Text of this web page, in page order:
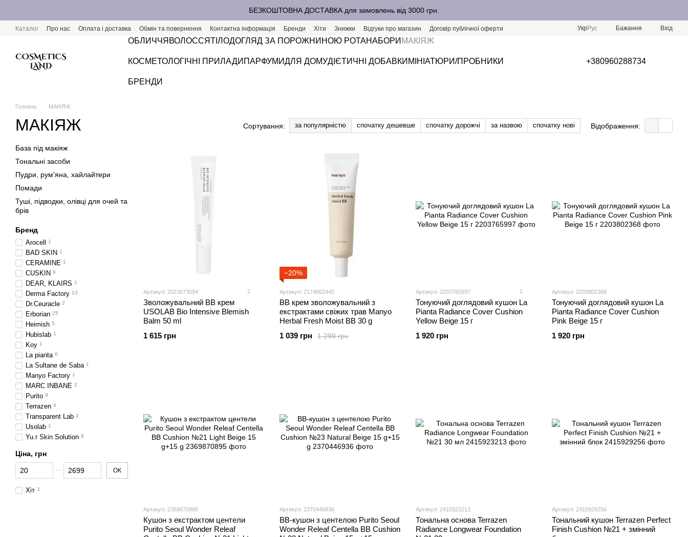
БЕЗКОШТОВНА ДОСТАВКА для замовлень від 3000 грн.
Каталог Про нас Оплата і доставка Обмін та повернення Контактна інформація Бренди Хіти Знижки Відгуки про магазин Договір публічної оферти УкрРус Бажання Вхід
ОБЛИЧЧЯ ВОЛОССЯТІЛОДОГЛЯД ЗА ПОРОЖНИНОЮ РОТАНАБОРИ МАКІЯЖ
КОСМЕТОЛОГІЧНІ ПРИЛАДИ ПАРФУМИДЛЯ ДОМУДІЄТИЧНІ ДОБАВКИ МІНІАТЮРИ/ПРОБНИКИ
БРЕНДИ
+380960288734
Головна МАКІЯЖ
МАКІЯЖ Сортування: за популярністю спочатку дешевше спочатку дорожчі за назвою спочатку нові Відображення:
Артикул: 2023573594 2
Зволожувальний BB крем
USOLAB Bio Intensive Blemish
Balm 50 ml
1 615 грн
−20%
Артикул: 2174862445
ВВ крем зволожувальний з
екстрактами свіжих трав Manyo
Herbal Fresh Moist BB 30 g
1 299 грн
1 039 грн
Артикул: 2203765997 1
Тонуючий доглядовий кушон La
Pianta Radiance Cover Cushion
Yellow Beige 15 г
1 920 грн
Артикул: 2203802368
Тонуючий доглядовий кушон La
Pianta Radiance Cover Cushion
Pink Beige 15 г
1 920 грн
Артикул: 2369870895
Кушон з екстрактом центели
Purito Seoul Wonder Releaf
Артикул: 2370446936
BB-кушон з центелою Purito Seoul
Wonder Releaf Centella BB Cushion
Артикул: 2415923213
Тональна основа Terrazen
Radiance Longwear Foundation
Артикул: 2415929256
Тональний кушон Terrazen Perfect
Finish Cushion №21 + змінний
База під макіяж
Тональні засоби
Пудри, рум'яна, хайлайтери
Помади
Туші, підводки, олівці для очей та
брів
Бренд
Arocell 1
BAD SKIN 1
CERAMINE 1
CUSKIN 8
DEAR, KLAIRS 1
Derma Factory 13
Dr.Ceuracle 2
Erborian 25
Heimish 5
Hubislab 1
Koy 1
La pianta 6
La Sultane de Saba 1
Manyo Factory 1
MARC INBANE 2
Purito 9
Terrazen 4
Transparent Lab 1
Usolab 1
Yu.r Skin Solution 8
Ціна, грн
От Ціна, грн
До Ціна, грн ОК
Хіт 3